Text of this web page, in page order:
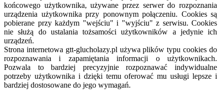
końcowego użytkownika, używane przez serwer do rozpoznania
urządzenia użytkownika przy ponownym połączeniu. Cookies są
pobierane przy każdym "wejściu" i "wyjściu" z serwisu. Cookies
nie służą do ustalania tożsamości użytkowników a jedynie ich
urządzeń.
Strona internetowa gtt-glucholazy.pl używa plików typu cookies do
rozpoznawania i zapamiętania informacji o użytkownikach.
Pozwala to bardziej precyzyjnie rozpoznawać indywidualne
potrzeby użytkownika i dzięki temu oferować mu usługi lepsze i
bardziej dostosowane do jego wymagań.